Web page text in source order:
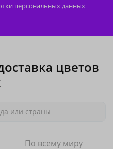
персональных данных
цветов
или страны
По всему миру